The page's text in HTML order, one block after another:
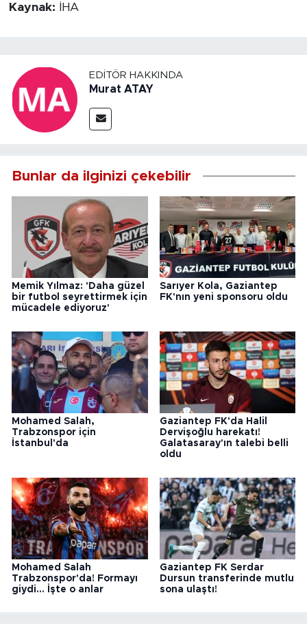
Kaynak: İHA
EDITÖR HAKKINDA
Murat ATAY
Bunlar da ilginizi çekebilir
Memik Yılmaz: 'Daha güzel
bir futbol seyrettirmek için
mücadele ediyoruz'
Sarıyer Kola, Gaziantep
FK'nın yeni sponsoru oldu
Mohamed Salah,
Trabzonspor için
İstanbul'da
Gaziantep FK'da Halil
Dervişoğlu harekatı!
Galatasaray'ın talebi belli
oldu
Mohamed Salah
Trabzonspor'da! Formayı
giydi... İşte o anlar
Gaziantep FK Serdar
Dursun transferinde mutlu
sona ulaştı!